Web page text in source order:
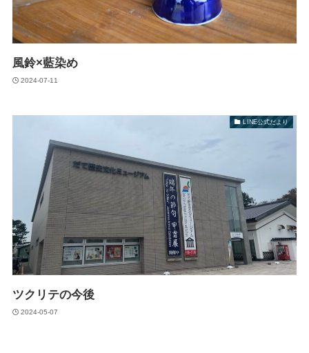
風鈴×藍染め
2024-07-11
LINE公式だより
ツクリテの今後
2024-05-07